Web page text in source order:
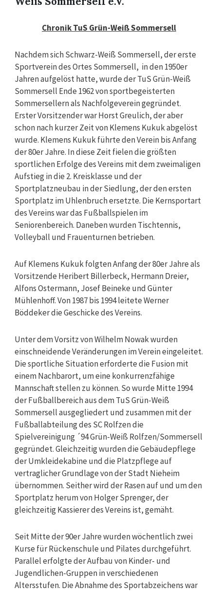
Chronik TuS Grün-Weiß Sommersell
Nachdem sich Schwarz-Weiß Sommersell, der erste
Sportverein des Ortes Sommersell, in den 1950er
Jahren aufgelöst hatte, wurde der TuS Grün-Weiß
Sommersell Ende 1962 von sportbegeisterten
Sommersellern als Nachfolgeverein gegründet.
Erster Vorsitzender war Horst Greulich, der aber
schon nach kurzer Zeit von Klemens Kukuk abgelöst
wurde. Klemens Kukuk führte den Verein bis Anfang
der 80er Jahre. In diese Zeit fielen die größten
sportlichen Erfolge des Vereins mit dem zweimaligen
Aufstieg in die 2. Kreisklasse und der
Sportplatzneubau in der Siedlung, der den ersten
Sportplatz im Uhlenbruch ersetzte. Die Kernsportart
des Vereins war das Fußballspielen im
Seniorenbereich. Daneben wurden Tischtennis,
Volleyball und Frauenturnen betrieben.
Auf Klemens Kukuk folgten Anfang der 80er Jahre als
Vorsitzende Heribert Billerbeck, Hermann Dreier,
Alfons Ostermann, Josef Beineke und Günter
Mühlenhoff. Von 1987 bis 1994 leitete Werner
Böddeker die Geschicke des Vereins.
Unter dem Vorsitz von Wilhelm Nowak wurden
einschneidende Veränderungen im Verein eingeleitet.
Die sportliche Situation erforderte die Fusion mit
einem Nachbarort, um eine konkurrenzfähige
Mannschaft stellen zu können. So wurde Mitte 1994
der Fußballbereich aus dem TuS Grün-Weiß
Sommersell ausgegliedert und zusammen mit der
Fußballabteilung des SC Rolfzen die
Spielvereinigung ´94 Grün-Weiß Rolfzen/Sommersell
gegründet. Gleichzeitig wurden die Gebäudepflege
der Umkleidekabine und die Platzpflege auf
vertraglicher Grundlage von der Stadt Nieheim
übernommen. Seither wird der Rasen auf und um den
Sportplatz herum von Holger Sprenger, der
gleichzeitig Kassierer des Vereins ist, gemäht.
Seit Mitte der 90er Jahre wurden wöchentlich zwei
Kurse für Rückenschule und Pilates durchgeführt.
Parallel erfolgte der Aufbau von Kinder- und
Jugendlichen-Gruppen in verschiedenen
Altersstufen. Die Abnahme des Sportabzeichens war